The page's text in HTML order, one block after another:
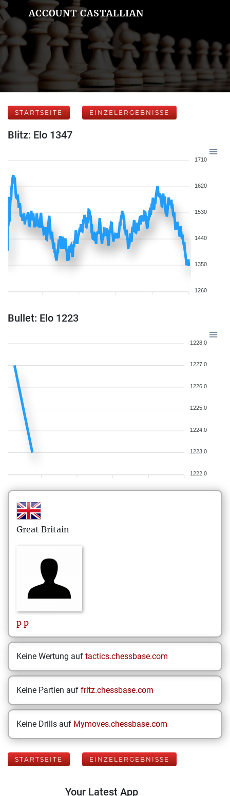
ACCOUNT CASTALLIAN
STARTSEITE EINZELERGEBNISSE
Blitz: Elo 1347
1710
1620
1530
1440
1350
1260
Bullet: Elo 1223
1228.0
1227.0
1226.0
1225.0
1224.0
1223.0
1222.0
Great Britain
p p
Keine Wertung auf tactics.chessbase.com
Keine Partien auf fritz.chessbase.com
Keine Drills auf Mymoves.chessbase.com
STARTSEITE EINZELERGEBNISSE
Your Latest App